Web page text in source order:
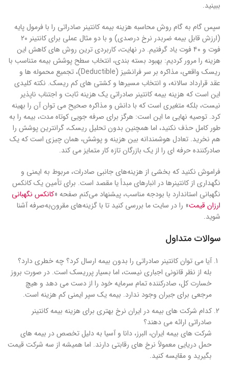
ببینید.
سپس گام به گام روش محاسبه هزینه بیمه کانتینر صادراتی را با فرمول پایه
(ارزش قابل بیمه ضربدر نرخ درصدی) و با دو مثال عملی برای کانتینر ۲۰
فوت و ۴۰ فوت یاد گرفتیم. در نهایت، کاربردی ترین روش های کاهش این
هزینه را مرور کردیم: بهبود بسته بندی، انتخاب سطح پوشش بیمه متناسب با
ریسک واقعی، مذاکره بر سر فرانشیز (Deductible)، تجمیع محموله ها و
عقد قرارداد سالانه، و انتخاب مسیرها و کشتی های کم ریسک. نکته کلیدی
این است که هزینه بیمه کانتینر صادراتی یک هزینه ثابت و اجتناب ناپذیر
نیست، بلکه متغیری است که با دانش و مذاکره صحیح می توان آن را بهینه
کرد. توصیه نهایی ما این است: هرگز برای صرفه جویی کوتاه مدت، بیمه را به
طور کامل حذف نکنید، اما همچنین بدون تحلیل ریسک، گرانترین پوشش را
هم نخرید. تعادل هوشمندانه بین هزینه و پوشش، همان چیزی است که یک
صادرکننده حرفه ای را از یک بازرگان تازه کار متمایز می کند.
فراموش نکنید که بخشی از هزینه‌های جانبی صادرات، مربوط به ایمنی و
نگهداری از کانتینرها در انبارهای مبدأ یا مقصد است. برای تأمین یک کانکس
نگهبانی استاندارد با بودجه مناسب، پیشنهاد می‌کنم صفحه «کانکس نگهبانی
ارزان قیمت» را در سایت ما بررسی کنید تا با گزینه‌های مقرون‌به‌صرفه آشنا
شوید.
سوالات متداول
آیا می توان کانتینر صادراتی را بدون بیمه ارسال کرد؟ چه خطری دارد؟
بله از نظر قانونی اجباری نیست، اما بسیار پرریسک است. در صورت بروز
خسارت کل، صادرکننده تمام سرمایه خود را از دست می دهد و هیچ
مرجعی برای جبران وجود ندارد. بیمه یک سپر ایمنی کم هزینه است.
کدام شرکت های بیمه در ایران نرخ بهتری برای هزینه بیمه کانتینر
صادراتی ارائه می دهند؟
شرکت های بیمه ایران، البرز، دانا و آسیا به دلیل تخصص در بیمه های
حمل دریایی معمولاً نرخ های رقابتی دارند. اما همیشه از سه شرکت قیمت
بگیرید و مقایسه کنید.